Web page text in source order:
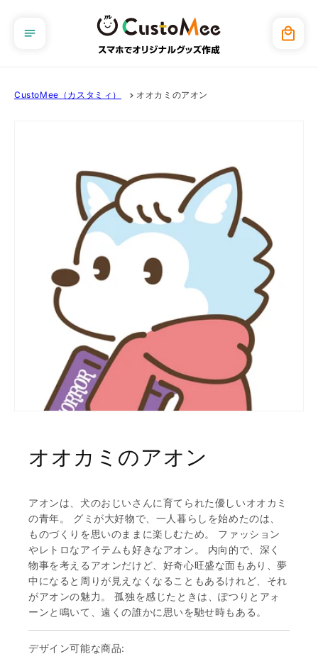
進む
ー
CustoMee（カスタミィ） オオカミのアオン
オオカミのアオン
アオンは、犬のおじいさんに育てられた優しいオオカミ
の青年。 グミが大好物で、一人暮らしを始めたのは、
ものづくりを思いのままに楽しむため。 ファッション
やレトロなアイテムも好きなアオン。 内向的で、深く
物事を考えるアオンだけど、好奇心旺盛な面もあり、夢
中になると周りが見えなくなることもあるけれど、それ
がアオンの魅力。 孤独を感じたときは、ぽつりとアォ
ーンと鳴いて、遠くの誰かに思いを馳せ時もある。
デザイン可能な商品: